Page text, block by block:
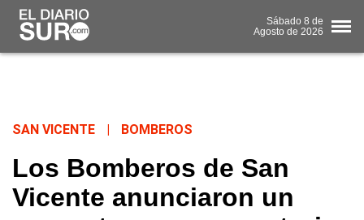
Sábado 8 de
Agosto de 2026
SAN VICENTE BOMBEROS
Los Bomberos de San
Vicente anunciaron un